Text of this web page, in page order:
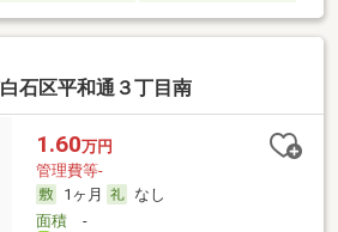
石区平和通３丁目南
1.60万円
管理費等-
1ヶ月
なし
面積-